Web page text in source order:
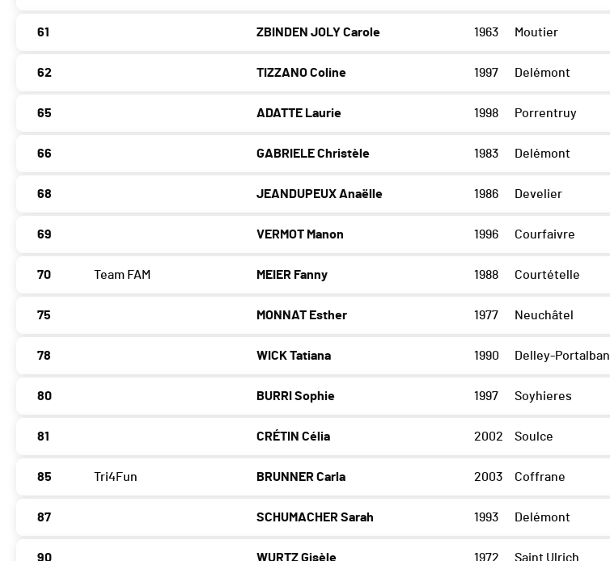
61 ZBINDEN JOLY Carole 1963 Moutier
62 TIZZANO Coline 1997 Delémont
65 ADATTE Laurie 1998 Porrentruy
66 GABRIELE Christèle 1983 Delémont
68 JEANDUPEUX Anaëlle 1986 Develier
69 VERMOT Manon 1996 Courfaivre
70 Team FAM MEIER Fanny 1988 Courtételle
75 MONNAT Esther 1977 Neuchâtel
78 WICK Tatiana 1990 Delley-Portalban
80 BURRI Sophie 1997 Soyhieres
81 CRÉTIN Célia 2002 Soulce
85 Tri4Fun BRUNNER Carla 2003 Coffrane
87 SCHUMACHER Sarah 1993 Delémont
90 WURTZ Gisèle 1972 Saint Ulrich